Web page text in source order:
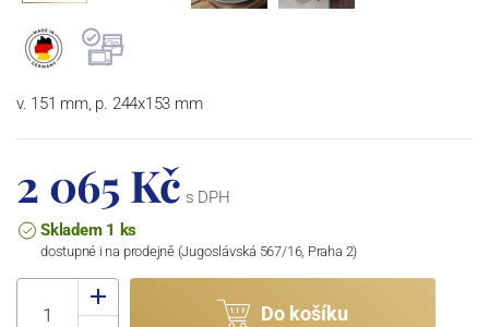
v. 151 mm, p. 244x153 mm
2 065 Kč s DPH
Skladem 1 ks
dostupné i na prodejně (Jugoslávská 567/16, Praha 2)
Do košíku